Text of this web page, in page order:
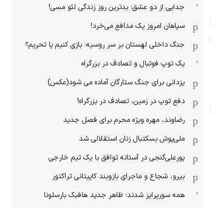
جدایی از دو عشق؛ بدترین روز زندگی لئو مسی!
سپاهان امروز یک مدافع می‌خرد!
جنگ داخلی لهستان بر سر روسیه: بازی کنیم یا تحریم؟
یک توپ فوتبال و تصادف در بزرگراه
یزدانی برای جنگ ستارگان آماده می شود(عکس)
دفع توپ در زمین، تصادف در بزرگراه!
رضاوند، مهره ویژه محرم برای فصل جدید
ملی‌پوش بسکتبال زنان استقلالی شد
پورعلی‌گنجی در آستانه توافق با یک تیم خارجی
بیرو، شجاع و ماجرای بازوبند کاپیتانی تراکتور
همه سورپرایز شدند؛ ظاهر جدید هافبک بارسلونا